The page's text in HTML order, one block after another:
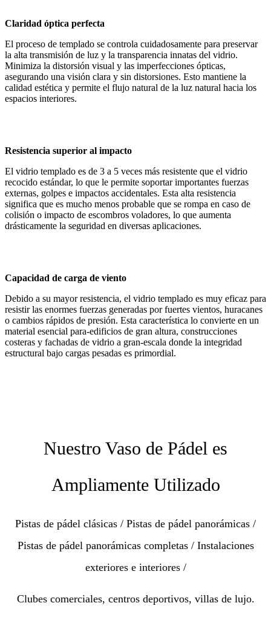
Claridad óptica perfecta
El proceso de templado se controla cuidadosamente para preservar
la alta transmisión de luz y la transparencia innatas del vidrio.
Minimiza la distorsión visual y las imperfecciones ópticas,
asegurando una visión clara y sin distorsiones. Esto mantiene la
calidad estética y permite el flujo natural de la luz natural hacia los
espacios interiores.
Resistencia superior al impacto
El vidrio templado es de 3 a 5 veces más resistente que el vidrio
recocido estándar, lo que le permite soportar importantes fuerzas
externas, golpes e impactos accidentales. Esta alta resistencia
significa que es mucho menos probable que se rompa en caso de
colisión o impacto de escombros voladores, lo que aumenta
drásticamente la seguridad en diversas aplicaciones.
Capacidad de carga de viento
Debido a su mayor resistencia, el vidrio templado es muy eficaz para
resistir las enormes fuerzas generadas por fuertes vientos, huracanes
o cambios rápidos de presión. Esta característica lo convierte en un
material esencial para-edificios de gran altura, construcciones
costeras y fachadas de vidrio a gran-escala donde la integridad
estructural bajo cargas pesadas es primordial.
Nuestro Vaso de Pádel es
Ampliamente Utilizado
Pistas de pádel clásicas / Pistas de pádel panorámicas /
Pistas de pádel panorámicas completas / Instalaciones
exteriores e interiores /
Clubes comerciales, centros deportivos, villas de lujo.